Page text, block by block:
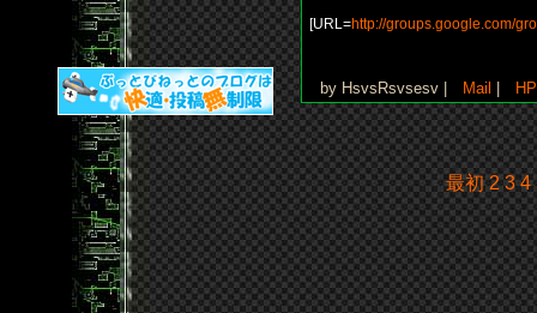
[URL=http://groups.google.com/
by HsvsRsvsesv | Mail HP
最初 2 3 4